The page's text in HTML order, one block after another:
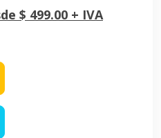
$ 499.00 + IVA